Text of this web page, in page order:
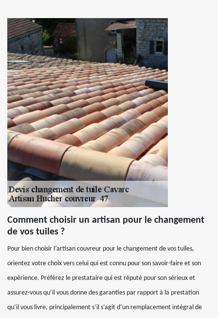
Comment choisir un artisan pour le changement
de vos tuiles ?
Pour bien choisir l’artisan couvreur pour le changement de vos tuiles,
orientez votre choix vers celui qui est connu pour son savoir-faire et son
expérience. Préférez le prestataire qui est réputé pour son sérieux et
assurez-vous qu’il vous donne des garanties par rapport à la prestation
qu’il vous livre, principalement s’il s’agit d’un remplacement intégral de